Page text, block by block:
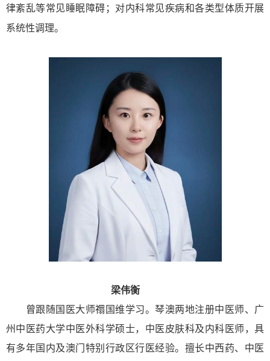
律紊乱等常见睡眠障碍；对内科常见疾病和各类型体质开展
系统性调理。
梁伟衡
曾跟随国医大师禤国维学习。琴澳两地注册中医师、广
州中医药大学中医外科学硕士，中医皮肤科及内科医师，具
有多年国内及澳门特别行政区行医经验。擅长中西药、中医